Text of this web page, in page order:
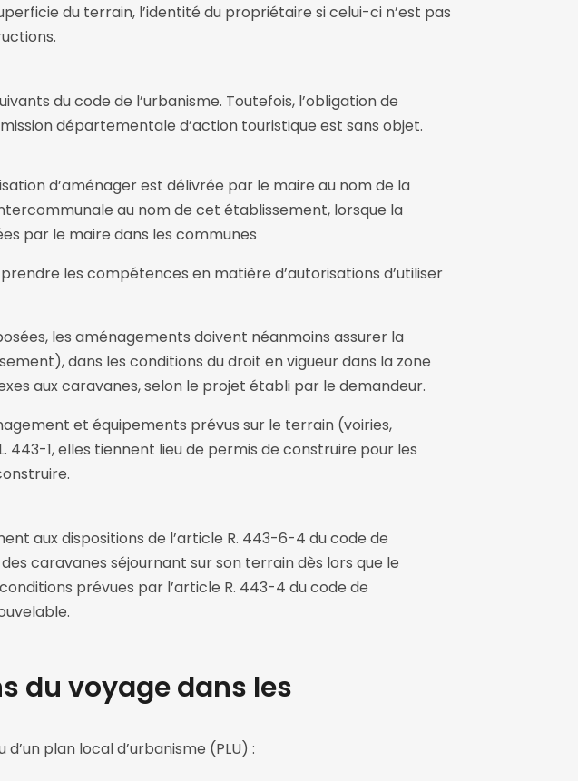
du terrain, l’identité du propriétaire si celui-ci n’est pas
du code de l’urbanisme. Toutefois, l’obligation de
départementale d’action touristique est sans objet.
d’aménager est délivrée par le maire au nom de la
au nom de cet établissement, lorsque la
par le maire dans les communes
les compétences en matière d’autorisations d’utiliser
les aménagements doivent néanmoins assurer la
dans les conditions du droit en vigueur dans la zone
aux caravanes, selon le projet établi par le demandeur.
et équipements prévus sur le terrain (voiries,
1, elles tiennent lieu de permis de construire pour les
aux dispositions de l’article R. 443-6-4 du code de
caravanes séjournant sur son terrain dès lors que le
prévues par l’article R. 443-4 du code de
du voyage dans les
plan local d’urbanisme (PLU) :